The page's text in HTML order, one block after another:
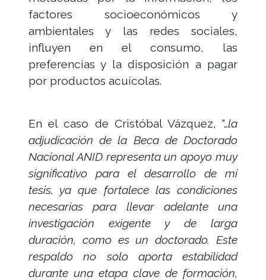
factores socioeconómicos y
ambientales y las redes sociales,
influyen en el consumo, las
preferencias y la disposición a pagar
por productos acuícolas.
En el caso de Cristóbal Vázquez, “…la
adjudicación de la Beca de Doctorado
Nacional ANID representa un apoyo muy
significativo para el desarrollo de mi
tesis, ya que fortalece las condiciones
necesarias para llevar adelante una
investigación exigente y de larga
duración, como es un doctorado. Este
respaldo no solo aporta estabilidad
durante una etapa clave de formación,